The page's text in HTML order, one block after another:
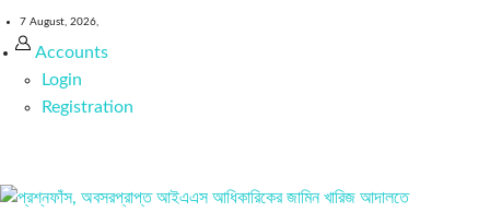
7 August, 2026,
Accounts
Login
Registration